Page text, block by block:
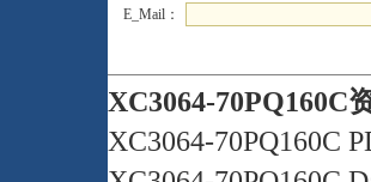
E_Mail：
XC3064-70PQ160C
XC3064-70PQ160C